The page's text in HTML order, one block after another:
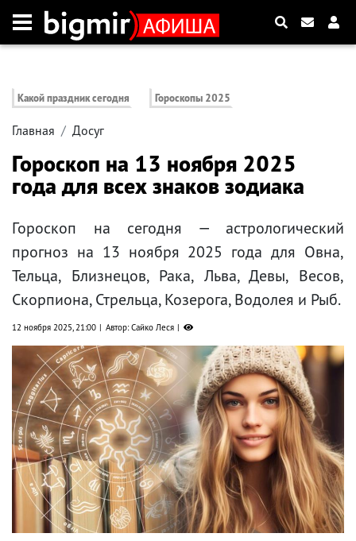
Какой праздник сегодня Гороскопы 2025
Главная Досуг
Гороскоп на 13 ноября 2025
года для всех знаков зодиака
Гороскоп на сегодня — астрологический
прогноз на 13 ноября 2025 года для Овна,
Тельца, Близнецов, Рака, Льва, Девы, Весов,
Скорпиона, Стрельца, Козерога, Водолея и Рыб.
12 ноября 2025, 21:00 Автор: Сайко Леся